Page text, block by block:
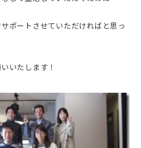
ポートさせていただければと思っ
いたします！